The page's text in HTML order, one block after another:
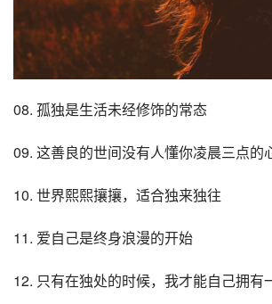
08. 孤独是生活未经修饰的常态
09. 这善良的世间没有人懂你凌晨三点的
10. 世界熙熙攘攘，适合独来独往
11. 爱自己是终身浪漫的开始
12. 只有在独处的时候，我才能自己拥有